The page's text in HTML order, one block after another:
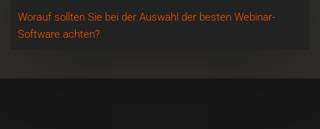
Worauf sollten Sie bei der Auswahl der besten Webinar-
Software achten?